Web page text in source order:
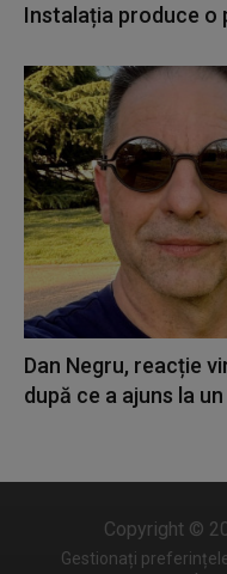
Instalația produce o
Dan Negru, reacție
după ce a ajuns la
Copyright ©
Gestionați